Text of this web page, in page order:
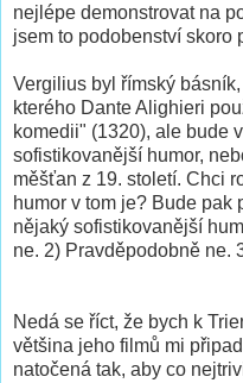
nejlépe demonstrovat na
jsem to podobenství skoro
Vergilius byl římský
kterého Dante Alighieri
komedii" (1320), ale bude
sofistikovanější humor,
měšťan z 19. století. Chci
humor v tom je? Bude pak
nějaký sofistikovanější
ne. 2) Pravděpodobně ne.
Nedá se říct, že bych k
většina jeho filmů mi
natočená tak, aby co